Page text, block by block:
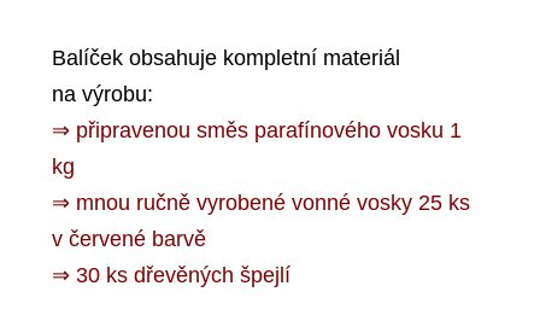
Balíček obsahuje kompletní materiál
na výrobu:
⇒ připravenou směs parafínového vosku 1
kg
⇒ mnou ručně vyrobené vonné vosky 25 ks
v červené barvě
⇒ 30 ks dřevěných špejlí